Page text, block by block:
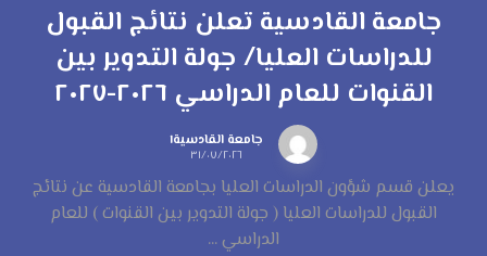
جامعة القادسية تعلن نتائج القبول
للدراسات العليا/ جولة التدوير بين
القنوات للعام الدراسي ٢٠٢٦-٢٠٢٧
جامعة القادسية١
٣١/٠٧/٢٠٢٦
يعلن قسم شؤون الدراسات العليا بجامعة القادسية عن نتائج
القبول للدراسات العليا ( جولة التدوير بين القنوات ) للعام
الدراسي ...